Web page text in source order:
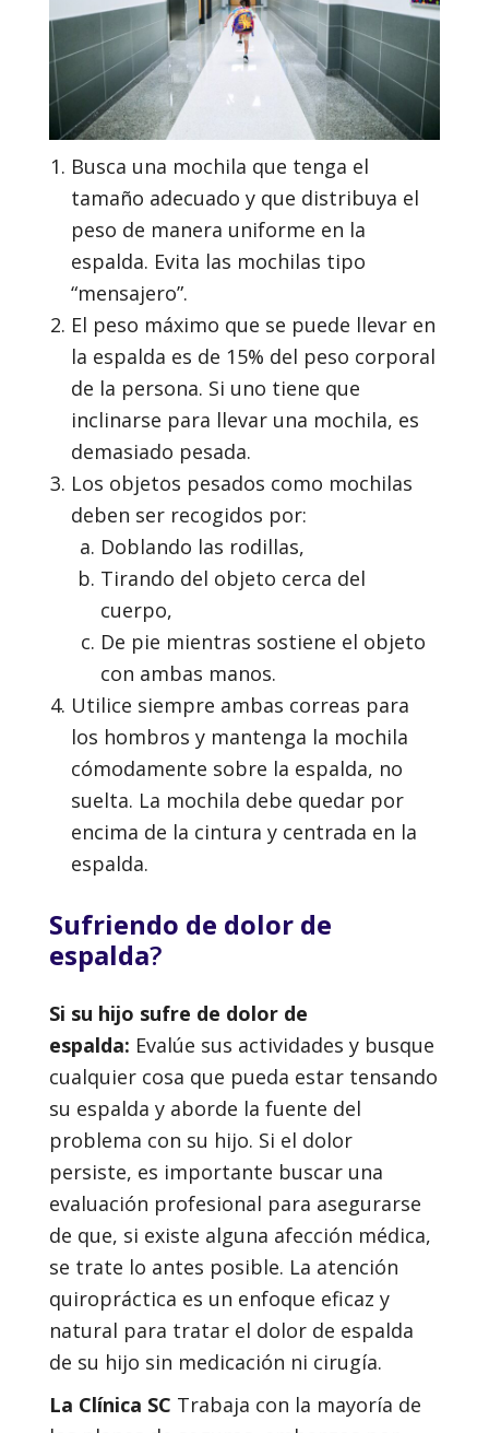
Busca una mochila que tenga el
tamaño adecuado y que distribuya el
peso de manera uniforme en la
espalda. Evita las mochilas tipo
“mensajero”.
El peso máximo que se puede llevar en
la espalda es de 15% del peso corporal
de la persona. Si uno tiene que
inclinarse para llevar una mochila, es
demasiado pesada.
Los objetos pesados como mochilas
deben ser recogidos por:
Doblando las rodillas,
Tirando del objeto cerca del
cuerpo,
De pie mientras sostiene el objeto
con ambas manos.
Utilice siempre ambas correas para
los hombros y mantenga la mochila
cómodamente sobre la espalda, no
suelta. La mochila debe quedar por
encima de la cintura y centrada en la
espalda.
Sufriendo de dolor de
espalda?
Si su hijo sufre de dolor de
espalda: Evalúe sus actividades y busque
cualquier cosa que pueda estar tensando
su espalda y aborde la fuente del
problema con su hijo. Si el dolor
persiste, es importante buscar una
evaluación profesional para asegurarse
de que, si existe alguna afección médica,
se trate lo antes posible. La atención
quiropráctica es un enfoque eficaz y
natural para tratar el dolor de espalda
de su hijo sin medicación ni cirugía.
La Clínica SC Trabaja con la mayoría de